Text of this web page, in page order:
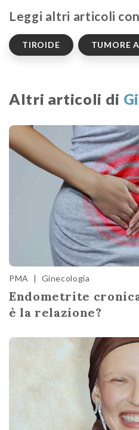
Leggi altri articoli
TIROIDE TUMORE
Altri articoli di
PMA | Ginecologia
Endometrite
è la relazione?